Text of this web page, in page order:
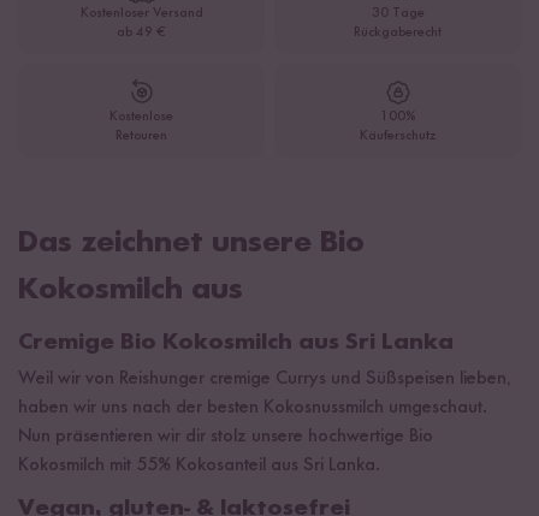
Kostenloser Versand
ab 49 €
30 Tage
Rückgaberecht
Kostenlose
Retouren
100%
Käuferschutz
Das zeichnet unsere Bio
Kokosmilch aus
Cremige Bio Kokosmilch aus Sri Lanka
Weil wir von Reishunger cremige Currys und Süßspeisen lieben,
haben wir uns nach der besten Kokosnussmilch umgeschaut.
Nun präsentieren wir dir stolz unsere hochwertige Bio
Kokosmilch mit 55% Kokosanteil aus Sri Lanka.
Vegan, gluten- & laktosefrei